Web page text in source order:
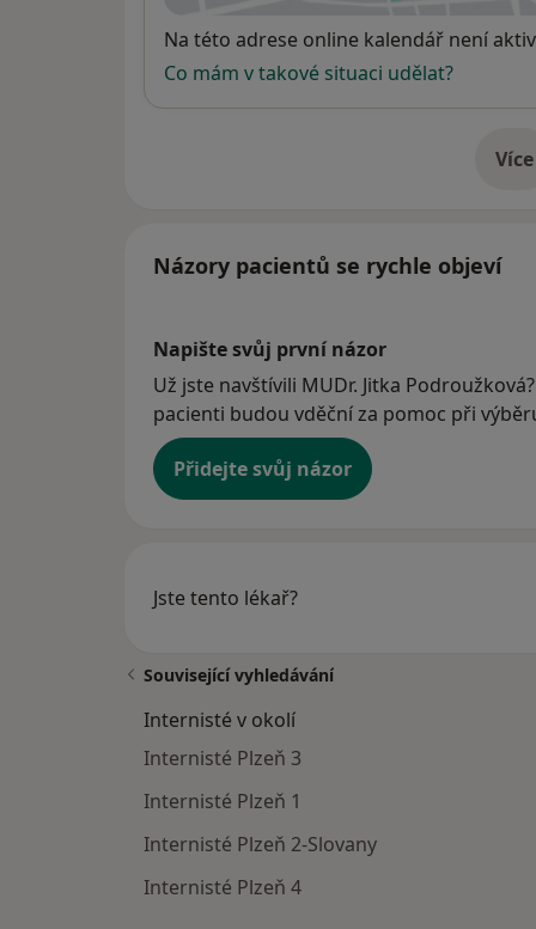
Dostupnost
Na této adrese online kalendář není
Co mám v takové situaci udělat?
Více
o
Názory pacientů se rychle objeví
Napište svůj první názor
Už jste navštívili MUDr. Jitka
pacienti budou vděční za pomoc při
Přidejte svůj názor
Jste tento lékař?
Související vyhledávání
Internisté v okolí
Internisté Plzeň 3
Internisté Plzeň 1
Internisté Plzeň 2-Slovany
Internisté Plzeň 4